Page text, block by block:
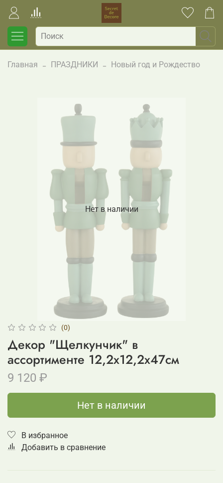
Главная ПРАЗДНИКИ Новый год и Рождество
Нет в наличии
(0)
Декор "Щелкунчик" в
ассортименте 12,2x12,2x47см
9 120 ₽
Нет в наличии
В избранное
Добавить в сравнение